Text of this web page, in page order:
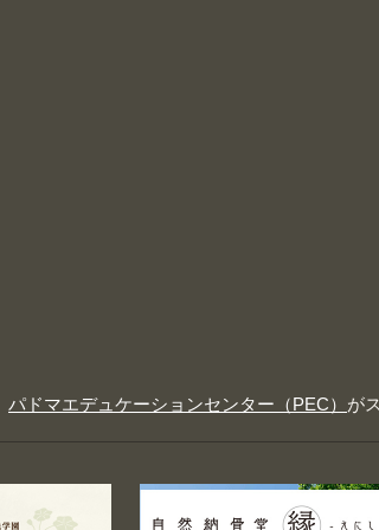
パドマエデュケーションセンター（PEC） が